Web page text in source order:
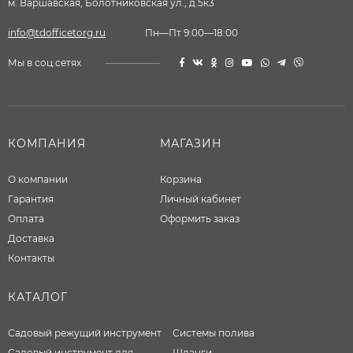
м. Варшавская, Болотниковская ул., д.5к3
info@tdofficetorg.ru Пн—Пт 9:00—18:00
Мы в соц.сетях
КОМПАНИЯ
О компании
Гарантия
Оплата
Доставка
Контакты
МАГАЗИН
Корзина
Личный кабинет
Оформить заказ
КАТАЛОГ
Садовый режущий инструмент
Системы полива